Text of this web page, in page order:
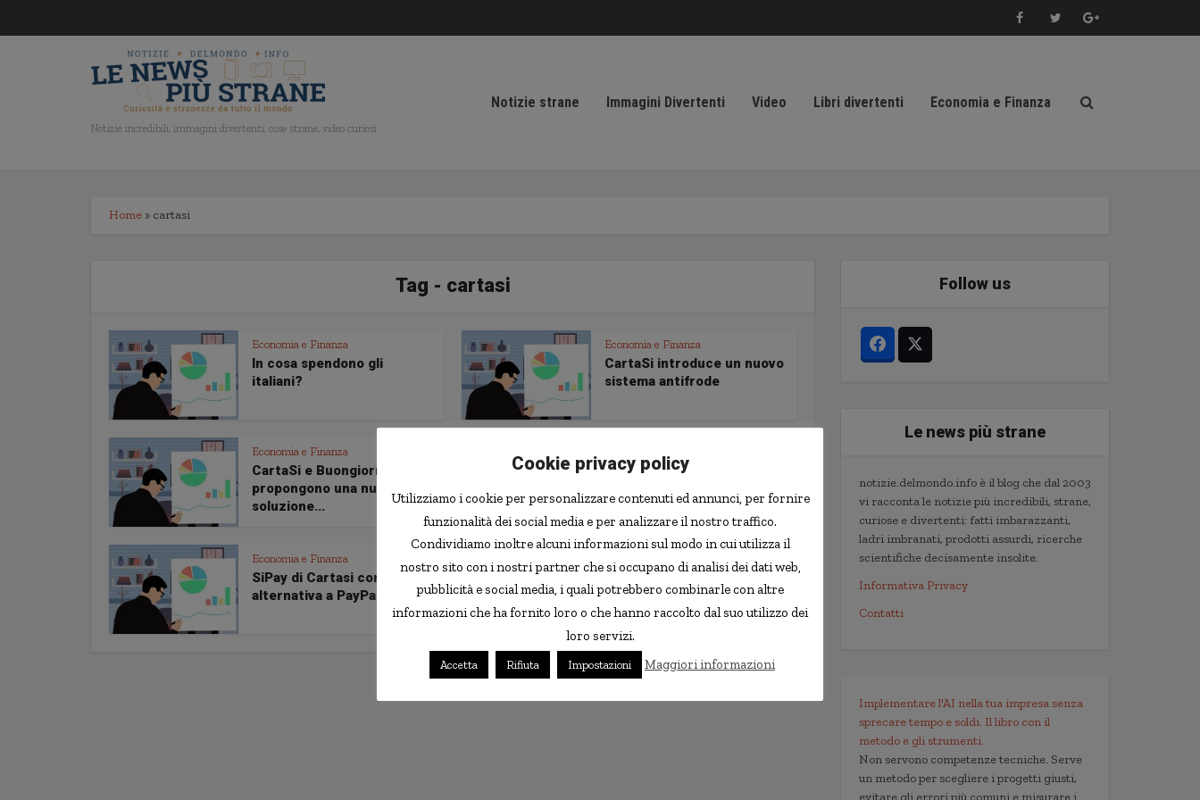
Notizie incredibili, immagini divertenti, cose strane, video curiosi
Notizie strane Immagini Divertenti Video Libri divertenti Economia e Finanza
Home » cartasi
Tag - cartasi
Economia e Finanza
In cosa spendono gli
italiani?
Economia e Finanza
CartaSi introduce un nuovo
sistema antifrode
Economia e Finanza
CartaSi e Buongiorno
propongono una nuova
soluzione...
Le carte prepagate CartaSi
Economia e Finanza
SiPay di Cartasi come
alternativa a PayPal
Follow us
Le news più strane
notizie.delmondo.info è il blog che dal 2003
vi racconta le notizie più incredibili, strane,
curiose e divertenti: fatti imbarazzanti,
ladri imbranati, prodotti assurdi, ricerche
scientifiche decisamente insolite.
Informativa Privacy
Contatti
Implementare l'AI nella tua impresa senza
sprecare tempo e soldi. Il libro con il
metodo e gli strumenti.
Non servono competenze tecniche. Serve
un metodo per scegliere i progetti giusti,
evitare gli errori più comuni e misurare i
Cookie privacy policy
Utilizziamo i cookie per personalizzare contenuti ed annunci, per fornire
funzionalità dei social media e per analizzare il nostro traffico.
Condividiamo inoltre alcuni informazioni sul modo in cui utilizza il
nostro sito con i nostri partner che si occupano di analisi dei dati web,
pubblicità e social media, i quali potrebbero combinarle con altre
informazioni che ha fornito loro o che hanno raccolto dal suo utilizzo dei
loro servizi.
Accetta Rifiuta Impostazioni Maggiori informazioni